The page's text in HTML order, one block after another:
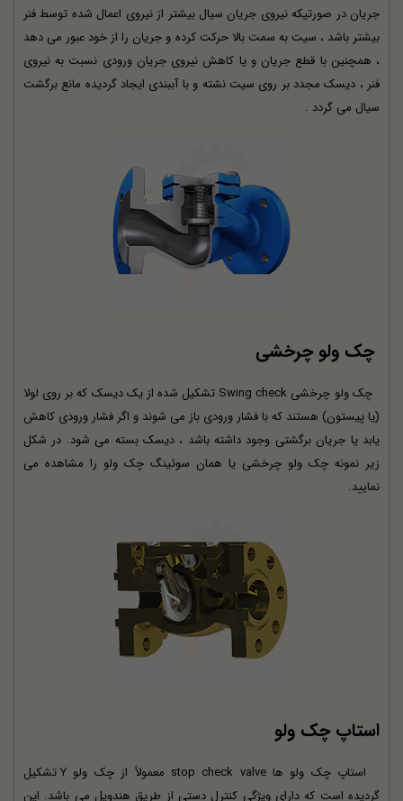
جریان در صورتیکه نیروی جریان سیال بیشتر از نیروی اعمال شده توسط فنر
بیشتر باشد ، سیت به سمت بالا حرکت کرده و جریان را از خود عبور می دهد
، همچنین با قطع جریان و یا کاهش نیروی جریان ورودی نسبت به نیروی
فنر ، دیسک مجدد بر روی سیت نشته و با آببندی ایجاد گردیده مانع برگشت
سیال می گردد .
چک ولو چرخشی
چک ولو چرخشی Swing check تشکیل شده از یک دیسک که بر روی لولا
(یا پیستون) هستند که با فشار ورودی باز می شوند و اگر فشار ورودی کاهش
یابد یا جریان برگشتی وجود داشته باشد ، دیسک بسته می شود. در شکل
زیر نمونه چک ولو چرخشی یا همان سوئینگ چک ولو را مشاهده می
نمایید.
استاپ چک ولو
استاپ چک ولو ها stop check valve معمولاً از چک ولو Y تشکیل
گردیده است که دارای ویژگی کنترل دستی از طریق هندویل می باشد. این